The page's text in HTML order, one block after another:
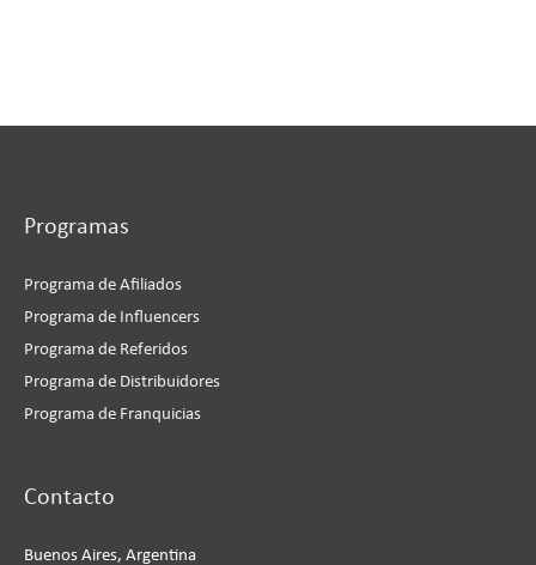
Programas
Programa de Afiliados
Programa de Influencers
Programa de Referidos
Programa de Distribuidores
Programa de Franquicias
Contacto
Buenos Aires, Argentina